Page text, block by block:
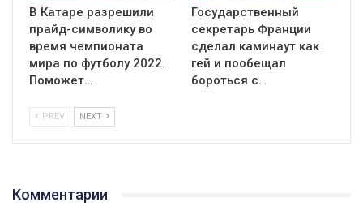
В Катаре разрешили
прайд-символику во
время чемпионата
мира по футболу 2022.
Поможет…
Государственный
секретарь Франции
сделал каминаут как
гей и пообещал
бороться с…
PREV NEXT
Комментарии